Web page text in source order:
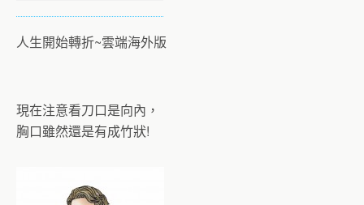
人生開始轉折~雲端海外版
現在注意看刀口是向內，
胸口雖然還是有成竹狀!